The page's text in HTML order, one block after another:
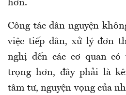
hơn.
Công tác dân nguyện
việc tiếp dân, xử lý đơn
nghị đến các cơ quan có
trọng hơn, đây phải là
tâm tư, nguyện vọng của